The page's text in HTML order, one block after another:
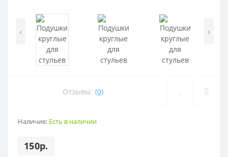
‹ ›
Отзывы: (0)
Наличие: Есть в наличии
150р.